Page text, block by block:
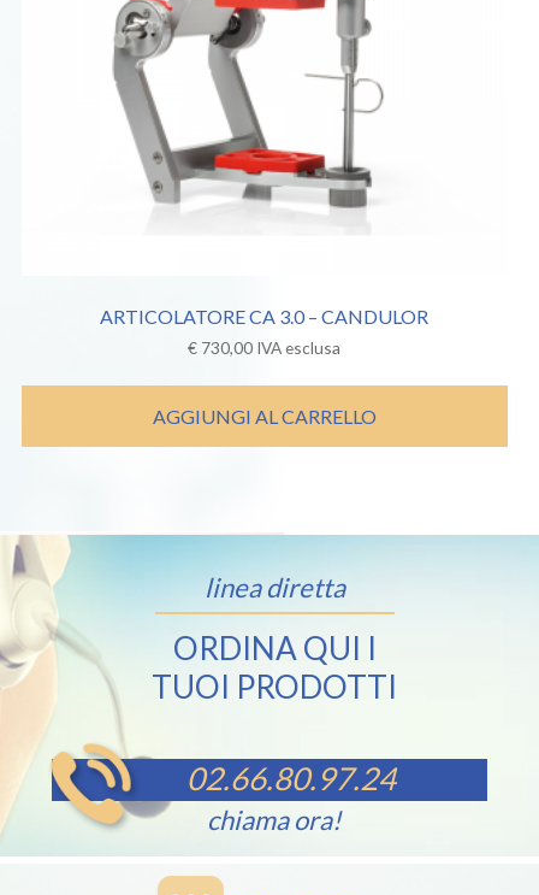
ARTICOLATORE CA 3.0 – CANDULOR
€ 730,00 IVA esclusa
AGGIUNGI AL CARRELLO
linea diretta
ORDINA QUI I
TUOI PRODOTTI
02.66.80.97.24
chiama ora!